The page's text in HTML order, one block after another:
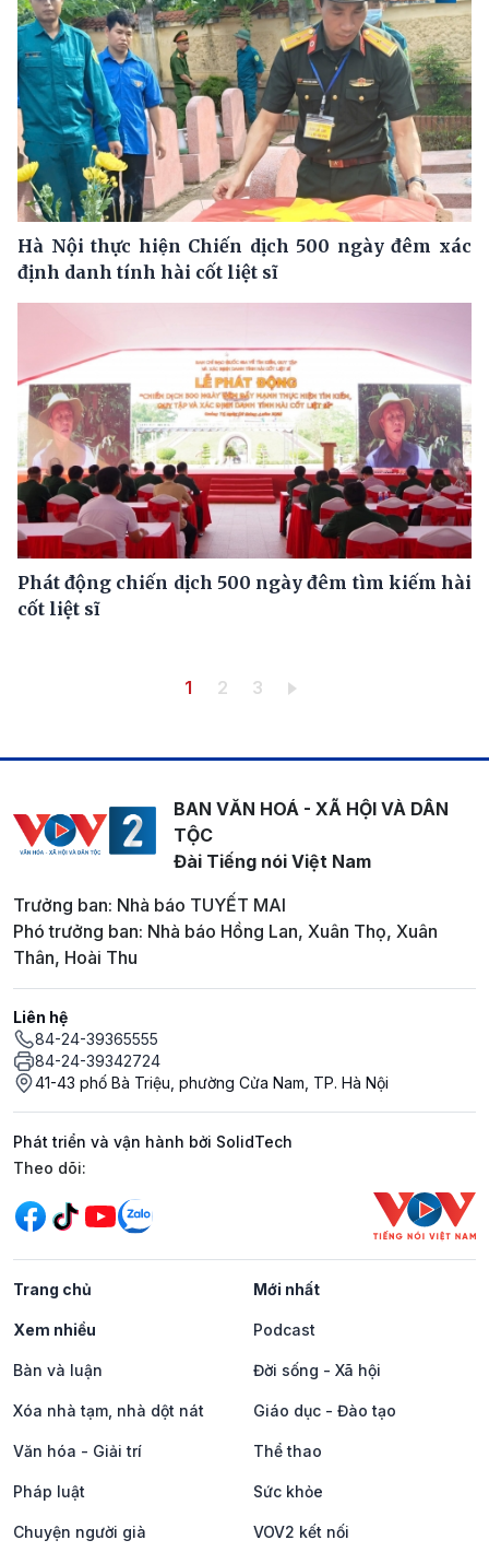
Hà Nội thực hiện Chiến dịch 500 ngày đêm xác
định danh tính hài cốt liệt sĩ
Phát động chiến dịch 500 ngày đêm tìm kiếm hài
cốt liệt sĩ
Trang hiện thời
1 Trang
2 Trang
3
BAN VĂN HOÁ - XÃ HỘI VÀ DÂN
TỘC
Đài Tiếng nói Việt Nam
Trưởng ban: Nhà báo TUYẾT MAI
Phó trưởng ban: Nhà báo Hồng Lan, Xuân Thọ, Xuân
Thân, Hoài Thu
Liên hệ
84-24-39365555
84-24-39342724
41-43 phố Bà Triệu, phường Cửa Nam, TP. Hà Nội
Phát triển và vận hành bởi SolidTech
Mạng xã hội
Theo dõi:
Trang chủ Mới nhất
Xem nhiều Podcast
Bàn và luận Đời sống - Xã hội
Xóa nhà tạm, nhà dột nát Giáo dục - Đào tạo
Văn hóa - Giải trí Thể thao
Pháp luật Sức khỏe
Chuyện người già VOV2 kết nối